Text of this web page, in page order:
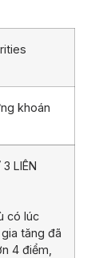
khoán
LIÊN
có lúc
tăng đã
4 điểm,